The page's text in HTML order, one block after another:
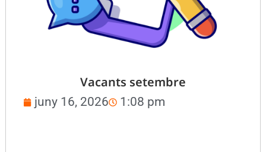
Vacants setembre
juny 16, 2026 1:08 pm